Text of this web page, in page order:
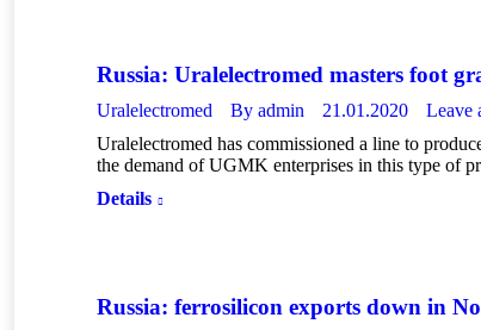
Russia: Uralelectromed masters foot
Uralelectromed By admin 21.01.2020
Leave
Uralelectromed has commissioned a line to
the demand of UGMK enterprises in this type of
Details
Russia: ferrosilicon exports down in